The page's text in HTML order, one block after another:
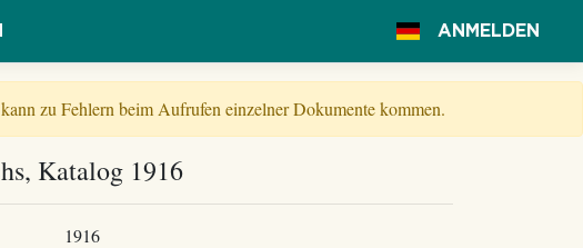
ANMELDEN
zu Fehlern beim Aufrufen einzelner Dokumente kommen.
Katalog 1916
1916